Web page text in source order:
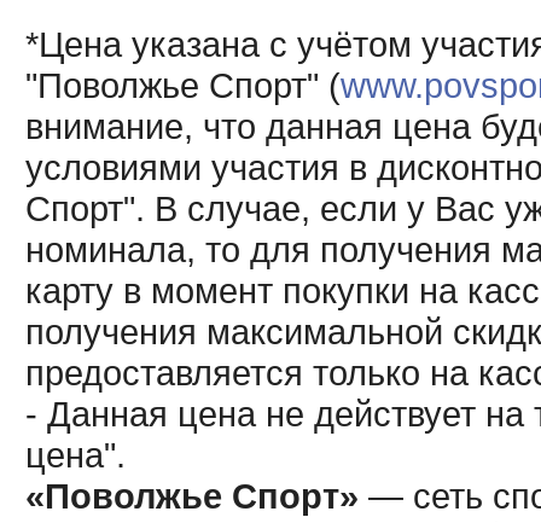
*Цена указана с учётом
"Поволжье Спорт" (
внимание, что данная цена
условиями участия в
Спорт". В случае, если у Вас
номинала, то для получения
карту в момент покупки на
получения максимальной
предоставляется только на
- Данная цена не действует
цена".
«Поволжье Спорт» — сеть